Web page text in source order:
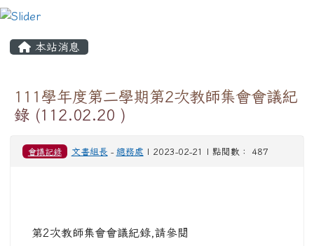
本站消息
111學年度第二學期第2次教師集會會議紀
錄 (112.02.20 )
會議記錄 文書組長 - 總務處 | 2023-02-21 | 點閱數： 487
第2次教師集會會議紀錄,請參閱